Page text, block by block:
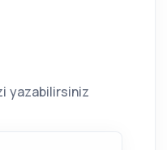
yazabilirsiniz